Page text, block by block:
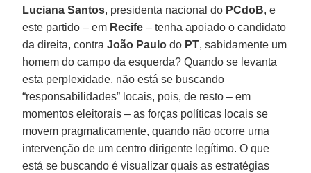
Luciana Santos, presidenta nacional do PCdoB, e
este partido – em Recife – tenha apoiado o candidato
da direita, contraJoão Paulo do PT, sabidamente um
homem do campo da esquerda? Quando se levanta
esta perplexidade, não está se buscando
“responsabilidades” locais, pois, de resto – em
momentos eleitorais – as forças políticas locais se
movem pragmaticamente, quando não ocorre uma
intervenção de um centro dirigente legítimo. O que
está se buscando é visualizar quais as estratégias